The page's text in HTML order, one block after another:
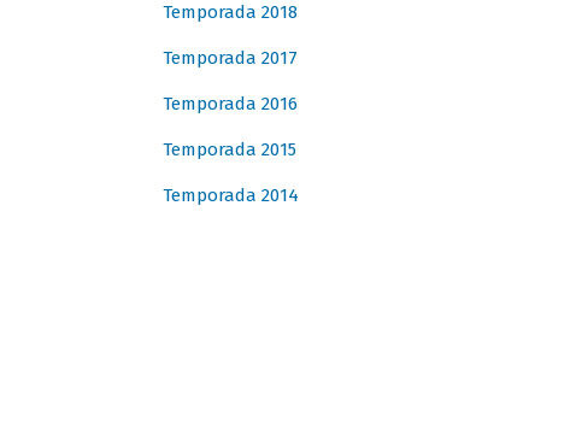
Temporada 2018
Temporada 2017
Temporada 2016
Temporada 2015
Temporada 2014